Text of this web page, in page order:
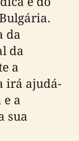
da
da
a
irá ajudá-
a
sua